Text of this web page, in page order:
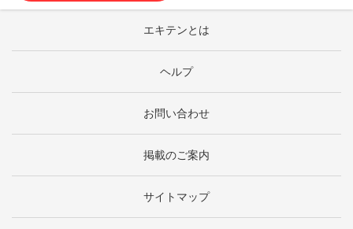
エキテンとは
ヘルプ
お問い合わせ
掲載のご案内
サイトマップ